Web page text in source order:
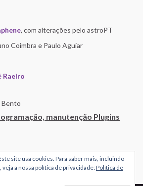
, com alterações pelo astroPT
Coimbra e Paulo Aguiar
Raeiro
Bento
manutenção Plugins
site usa cookies. Para saber mais, incluindo
a nossa política de privacidade:Política de